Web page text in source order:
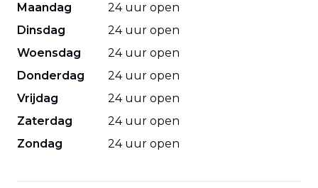
Maandag
24 uur open
Dinsdag
24 uur open
Woensdag
24 uur open
Donderdag
24 uur open
Vrijdag
24 uur open
Zaterdag
24 uur open
Zondag
24 uur open